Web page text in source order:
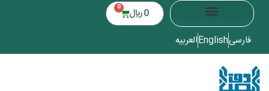
0 ﷼ 0
فارسیEnglishالعربیه